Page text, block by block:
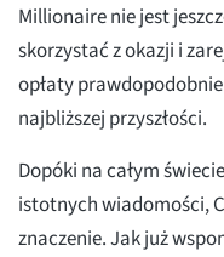
Millionaire nie jest
skorzystać z okazji i
opłaty
najbliższej przyszłości.
Dopóki na całym
istotnych wiadomości,
znaczenie. Jak już